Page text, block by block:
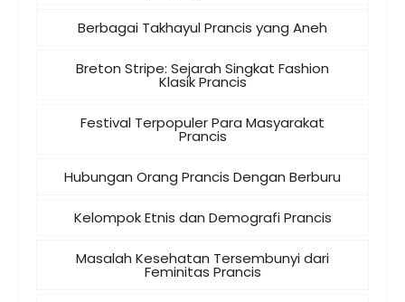
Berbagai Takhayul Prancis yang Aneh
Breton Stripe: Sejarah Singkat Fashion
Klasik Prancis
Festival Terpopuler Para Masyarakat
Prancis
Hubungan Orang Prancis Dengan Berburu
Kelompok Etnis dan Demografi Prancis
Masalah Kesehatan Tersembunyi dari
Feminitas Prancis